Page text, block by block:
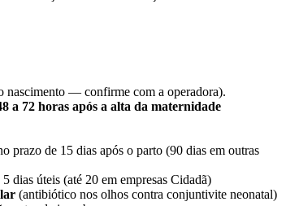
nascimento — confirme com a operadora).
a 72 horas após a alta da maternidade
prazo de 15 dias após o parto (90 dias em outras
dias úteis (até 20 em empresas Cidadã)
(antibiótico nos olhos contra conjuntivite neonatal)